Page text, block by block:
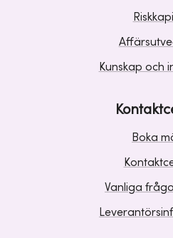
Kunskap och
Boka
Vanliga